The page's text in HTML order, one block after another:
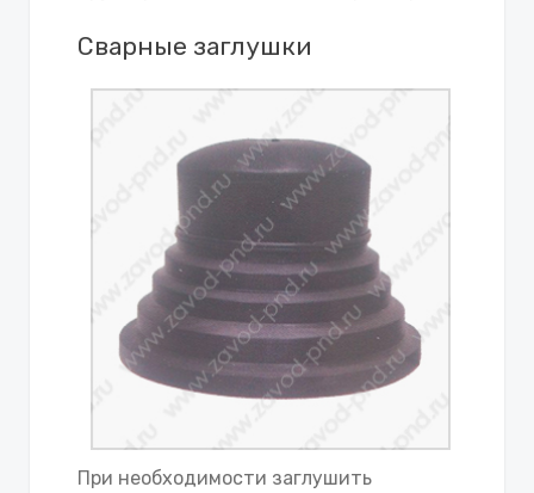
Сварные заглушки
При необходимости заглушить